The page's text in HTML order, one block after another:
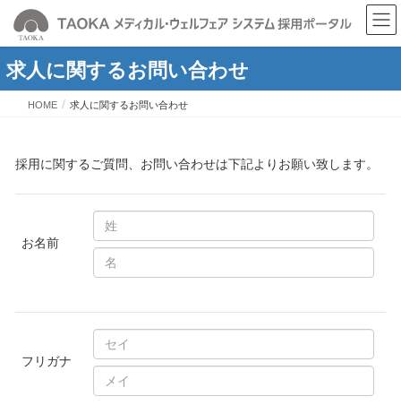
求人に関するお問い合わせ
HOME 求人に関するお問い合わせ
採用に関するご質問、お問い合わせは下記よりお願い致します。
お名前
フリガナ